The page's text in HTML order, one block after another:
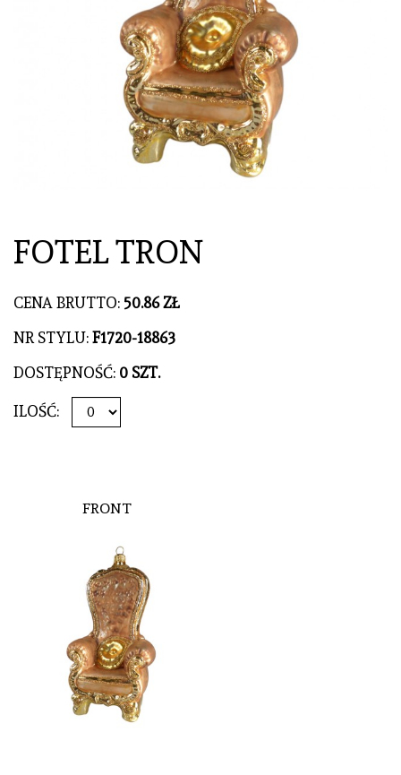
FOTEL TRON
CENA BRUTTO: 50.86 ZŁ
NR STYLU: F1720-18863
DOSTĘPNOŚĆ: 0 SZT.
ILOŚĆ:
FRONT